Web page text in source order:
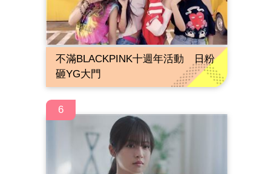
不滿BLACKPINK十週年活動 日粉
砸YG大門
6